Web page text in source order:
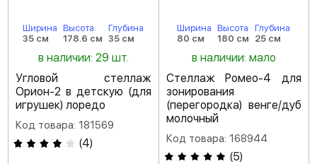
Ширина
35 см
Высота
178.6 см
Глубина
35 см
в наличии: 29 шт.
Угловой стеллаж
Орион-2 в детскую (для
игрушек) лоредо
Код товара: 181569
(4)
Ширина
80 см
Высота
180 см
Глубина
25 см
в наличии: мало
Стеллаж Ромео-4 для
зонирования
(перегородка) венге/дуб
молочный
Код товара: 168944
(5)